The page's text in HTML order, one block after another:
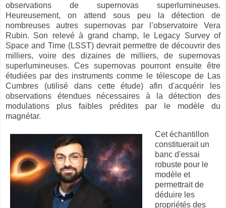
observations de supernovas superlumineuses.
Heureusement, on attend sous peu la détection de
nombreuses autres supernovas par l’observatoire Vera
Rubin. Son relevé à grand champ, le Legacy Survey of
Space and Time (LSST) devrait permettre de découvrir des
milliers, voire des dizaines de milliers, de supernovas
superlumineuses. Ces supernovas pourront ensuite être
étudiées par des instruments comme le télescope de Las
Cumbres (utilisé dans cette étude) afin d'acquérir les
observations étendues nécessaires à la détection des
modulations plus faibles prédites par le modèle du
magnétar.
Cet échantillon
constituerait un
banc d'essai
robuste pour le
modèle et
permettrait de
déduire les
propriétés des